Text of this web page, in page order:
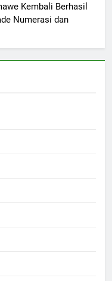
Kembali Berhasil
Numerasi dan